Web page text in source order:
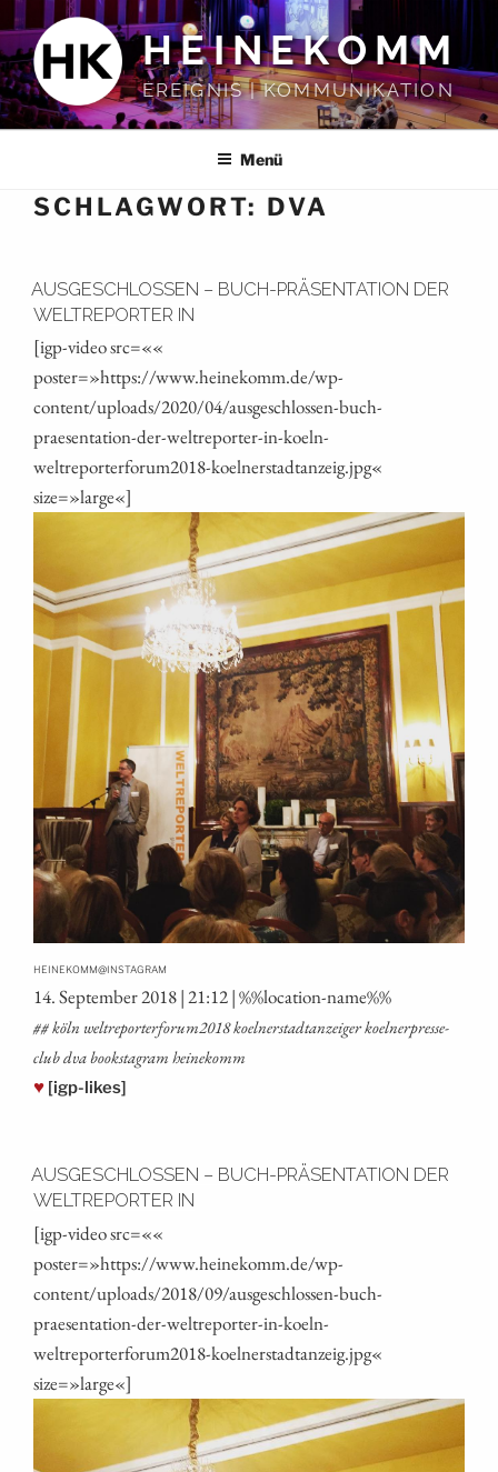
Inhalt
springen
HEINEKOMM
EREIGNIS | KOMMUNIKATION
Menü
SCHLAGWORT: DVA
AUSGESCHLOSSEN – BUCH-PRÄSENTATION DER
WELTREPORTER IN
[igp-video src=««
poster=»https://www.heinekomm.de/wp-
content/uploads/2020/04/ausgeschlossen-buch-
praesentation-der-weltreporter-in-koeln-
weltreporterforum2018-koelnerstadtanzeig.jpg«
size=»large«]
HEINEKOMM@INSTAGRAM
14. Sep­tem­ber 2018 | 21:12 | %%loca­ti­on-name%%
## köln weltreporterforum2018 koel­ner­stadt­an­zei­ger koel­nerpres­se­
club dva booksta­gram heinekomm
♥ [igp-likes]
AUSGESCHLOSSEN – BUCH-PRÄSENTATION DER
WELTREPORTER IN
[igp-video src=««
poster=»https://www.heinekomm.de/wp-
content/uploads/2018/09/ausgeschlossen-buch-
praesentation-der-weltreporter-in-koeln-
weltreporterforum2018-koelnerstadtanzeig.jpg«
size=»large«]